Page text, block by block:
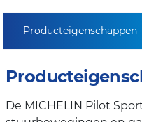
Producteigenschappen
De MICHELIN Pilot